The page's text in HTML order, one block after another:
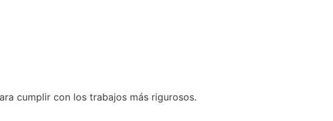
cumplir con los trabajos más rigurosos.